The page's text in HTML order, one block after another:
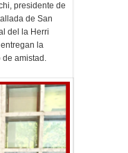
presidente de
de San
del la Herri
la
de amistad.